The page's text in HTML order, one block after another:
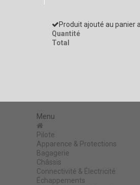
Produit ajouté au panier
Quantité
Total
Menu
Pilote
Apparence & Protections
Bagagerie
Châssis
Connectivité & Électricité
Échappements